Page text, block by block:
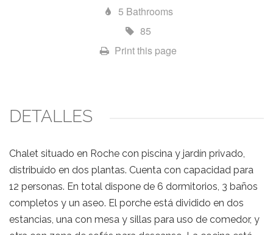
5 Bathrooms
85
Print this page
DETALLES
Chalet situado en Roche con piscina y jardín privado,
distribuido en dos plantas. Cuenta con capacidad para
12 personas. En total dispone de 6 dormitorios, 3 baños
completos y un aseo. El porche está dividido en dos
estancias, una con mesa y sillas para uso de comedor, y